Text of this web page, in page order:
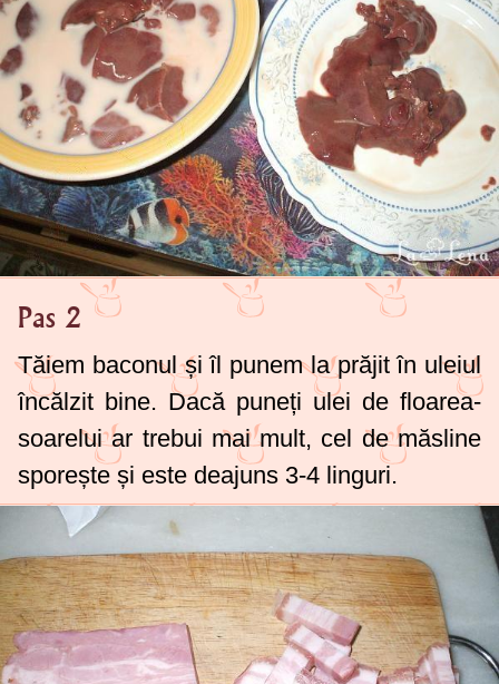
Pas 2
Tăiem baconul și îl punem la prăjit în uleiul
încălzit bine. Dacă puneți ulei de floarea-
soarelui ar trebui mai mult, cel de măsline
sporește și este deajuns 3-4 linguri.